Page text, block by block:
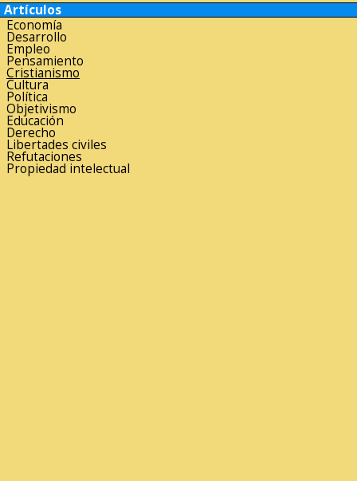
Artículos
Economía
Desarrollo
Empleo
Pensamiento
Cristianismo
Cultura
Política
Objetivismo
Educación
Derecho
Libertades civiles
Refutaciones
Propiedad intelectual